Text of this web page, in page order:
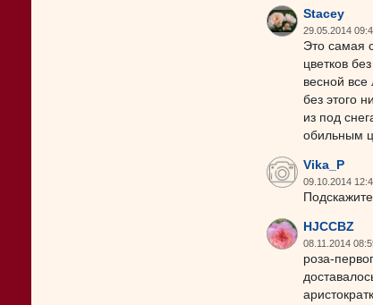
Stacey
29.05.2014
Это самая
цветков
весной
без этого
из под
обильным
Vika_P
09.10.2014
HJCCBZ
08.11.2014
роза-